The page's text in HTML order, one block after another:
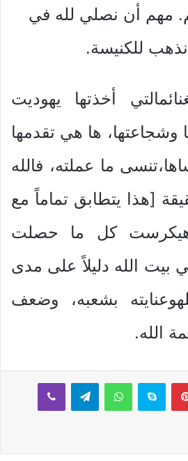
مهم أن نصلي لله في
للكنيسة.
أخذتها يهوديت
وشجاعتها، ها هي تقدمها
ما عملته، فالله
[هذا يتطابق تماماً مع
15)]. هيكرست كل ما حصلت
بيت الله دليلاً على مدى
بشعبه، وضعف
الله.
بينتيريستسكايب واتساب تيلقرام ڤايبر